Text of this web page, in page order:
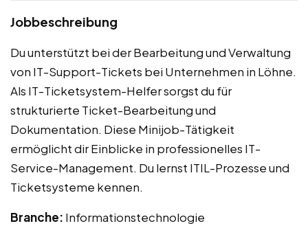
Jobbeschreibung
Du unterstützt bei der Bearbeitung und Verwaltung
von IT-Support-Tickets bei Unternehmen in Löhne.
Als IT-Ticketsystem-Helfer sorgst du für
strukturierte Ticket-Bearbeitung und
Dokumentation. Diese Minijob-Tätigkeit
ermöglicht dir Einblicke in professionelles IT-
Service-Management. Du lernst ITIL-Prozesse und
Ticketsysteme kennen.
Branche: Informationstechnologie